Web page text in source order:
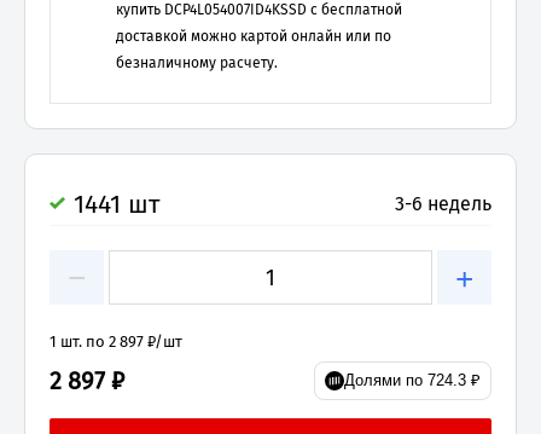
купить DCP4L054007ID4KSSD с бесплатной
доставкой можно картой онлайн или по
безналичному расчету.
1441 шт 3-6 недель
− +
1 шт. по 2 897 ₽/шт
2 897 ₽ Долями по 724.3 ₽